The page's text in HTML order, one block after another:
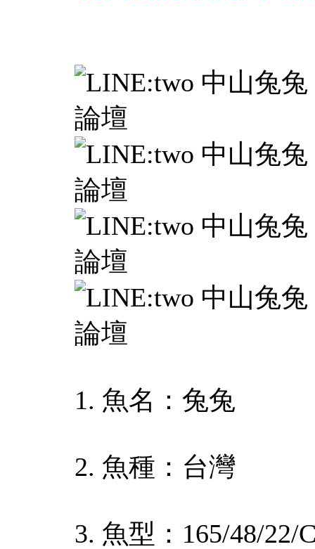
1. 魚名：兔兔
2. 魚種：台灣
3. 魚型：165/48/22/